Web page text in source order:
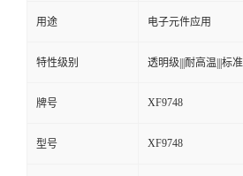
用途 电子元件应用
特性级别 透明级|||耐高温|||标
牌号 XF9748
型号 XF9748